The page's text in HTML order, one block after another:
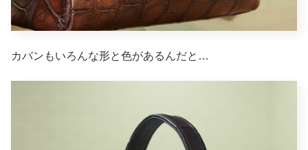
カバンもいろんな形と色があるんだと…